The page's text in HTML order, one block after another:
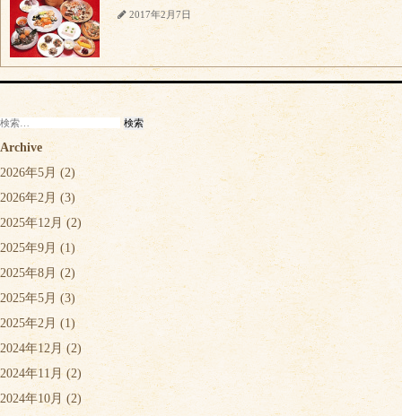
2017年2月7日
検
索:
Archive
2026年5月 (2)
2026年2月 (3)
2025年12月 (2)
2025年9月 (1)
2025年8月 (2)
2025年5月 (3)
2025年2月 (1)
2024年12月 (2)
2024年11月(2)
2024年10月 (2)